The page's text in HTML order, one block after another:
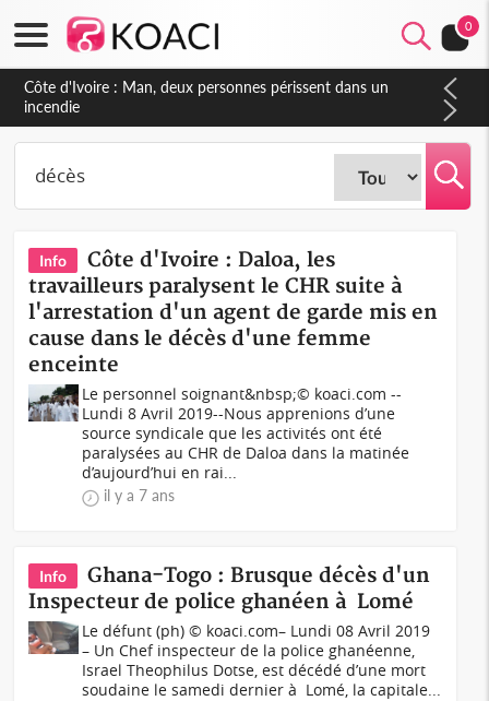
0
Côte d'Ivoire : Séileu, la célébration de la fête nationale
transformée en vaste campagne contre les produits
dépigmentants dangereux
Info
Côte d'Ivoire : Daloa, les
travailleurs paralysent le CHR suite à
l'arrestation d'un agent de garde mis en
cause dans le décès d'une femme
enceinte
Le personnel soignant&nbsp;© koaci.com --
Lundi 8 Avril 2019--Nous apprenions d’une
source syndicale que les activités ont été
paralysées au CHR de Daloa dans la matinée
d’aujourd’hui en rai...
il y a 7 ans
Info
Ghana-Togo : Brusque décès d'un
Inspecteur de police ghanéen à Lomé
Le défunt (ph) © koaci.com– Lundi 08 Avril 2019
– Un Chef inspecteur de la police ghanéenne,
Israel Theophilus Dotse, est décédé d’une mort
soudaine le samedi dernier à Lomé, la capitale...